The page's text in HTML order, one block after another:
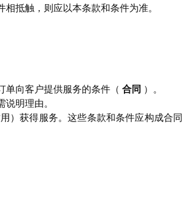
抵触，则应以本条款和条件为准。
单向客户提供服务的条件（ 合同 ）。
明理由。
）获得服务。这些条款和条件应构成合